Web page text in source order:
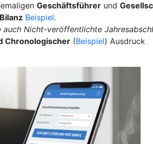
Geschäftsführer und
Beispiel.
auch Nicht-veröffentlichte
Chronologischer (Beispiel) Ausdruck